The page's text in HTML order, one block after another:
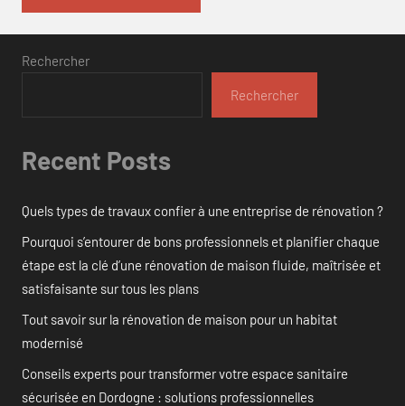
Rechercher
Rechercher
Recent Posts
Quels types de travaux confier à une entreprise de rénovation ?
Pourquoi s’entourer de bons professionnels et planifier chaque
étape est la clé d’une rénovation de maison fluide, maîtrisée et
satisfaisante sur tous les plans
Tout savoir sur la rénovation de maison pour un habitat
modernisé
Conseils experts pour transformer votre espace sanitaire
sécurisée en Dordogne : solutions professionnelles